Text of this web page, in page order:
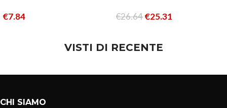
€7.84 €26.64€25.31
VISTI DI RECENTE
CHI SIAMO